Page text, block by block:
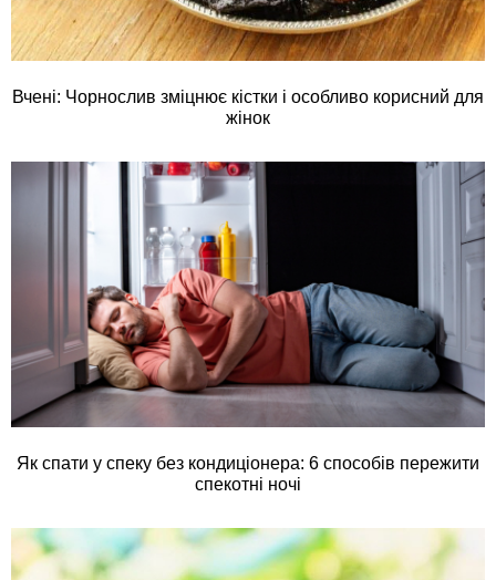
Вчені: Чорнослив зміцнює кістки і особливо корисний для
жінок
Як спати у спеку без кондиціонера: 6 способів пережити
спекотні ночі